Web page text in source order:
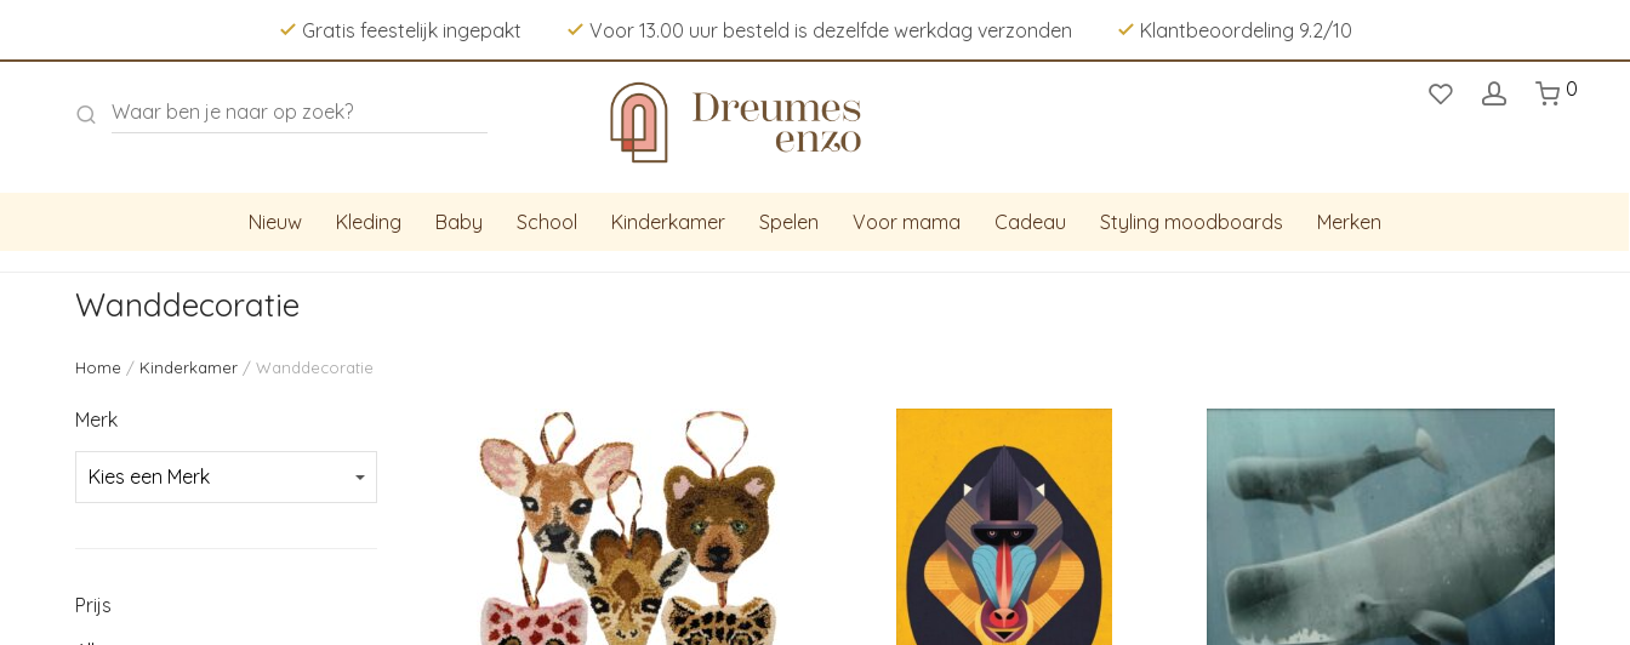
Gratis feestelijk ingepakt Voor 13.00 uur besteld is dezelfde werkdag verzonden Klantbeoordeling 9.2/10
0
Nieuw Kleding Baby School Kinderkamer Spelen Voor mama Cadeau Styling moodboards Merken
Wanddecoratie
Home / Kinderkamer / Wanddecoratie
Merk
Prijs